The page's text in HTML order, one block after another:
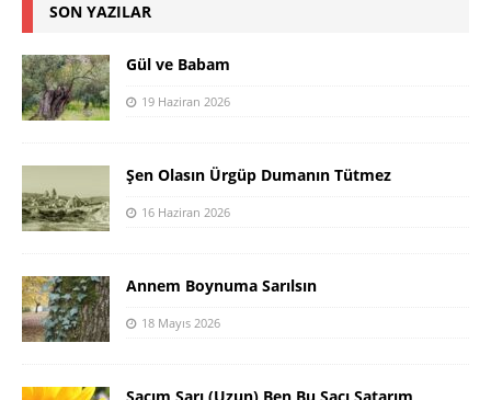
SON YAZILAR
Gül ve Babam
19 Haziran 2026
Şen Olasın Ürgüp Dumanın Tütmez
16 Haziran 2026
Annem Boynuma Sarılsın
18 Mayıs 2026